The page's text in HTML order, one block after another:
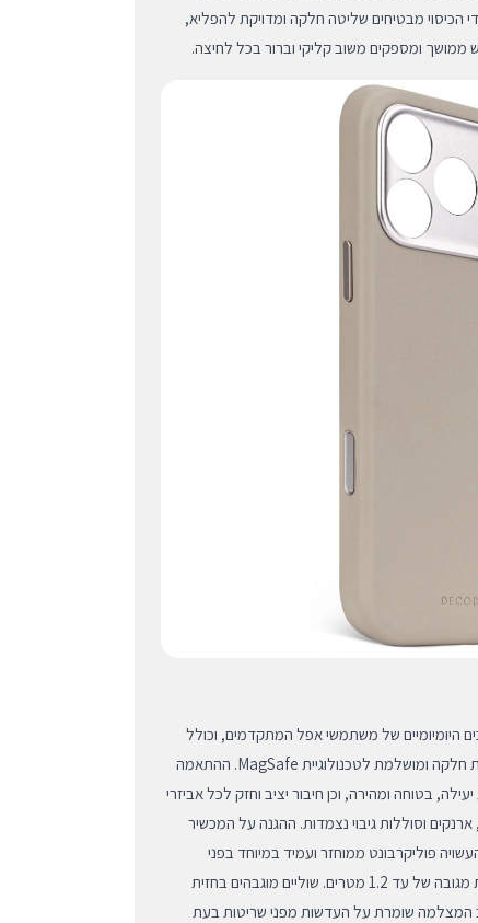
הכיסוי מבטיחים שליטה חלקה ומדויקת להפליא,
ומספקים משוב קליקי וברור בכל לחיצה.
היומיומיים של משתמשי אפל המתקדמים, וכולל
מערך מגנטים פנימי ומתקדם המבטיח תאימות חלקה ומושלמת לטכנולוגיית MagSafe. ההתאמה
בטוחה ומהירה, וכן חיבור יציב וחזק לכל אביזרי
וסוללות גיבוי נצמדות. ההגנה על המכשיר
פוליקרבונט ממוחזר ועמיד במיוחד בפני
זעזועים, המספקת הגנה מרשימה מפני נפילות מגובה של עד 1.2 מטרים. שוליים מוגבהים בחזית
שומרת על העדשות מפני שריטות בעת